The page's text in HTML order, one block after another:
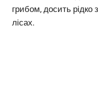
грибом, досить рідко
лісах.